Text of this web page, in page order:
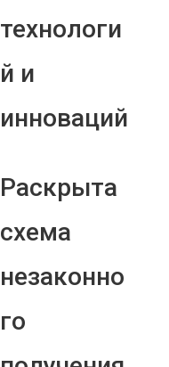
технологи
й и
инноваций
Раскрыта
схема
незаконно
го